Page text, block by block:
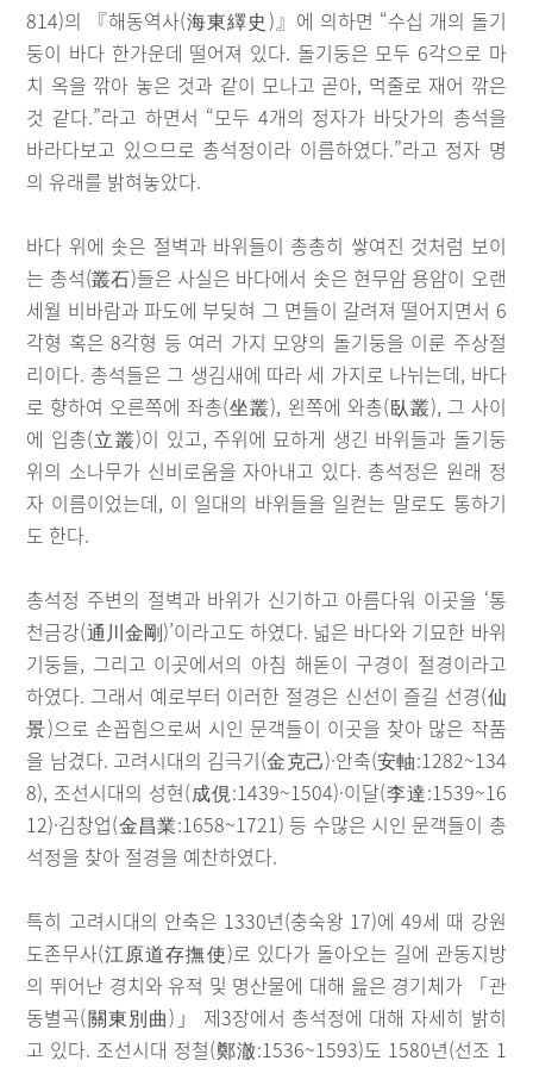
814)의 『해동역사(海東繹史)』에 의하면 “수십 개의 돌기
둥이 바다 한가운데 떨어져 있다. 돌기둥은 모두 6각으로 마
치 옥을 깎아 놓은 것과 같이 모나고 곧아, 먹줄로 재어 깎은
것 같다.”라고 하면서 “모두 4개의 정자가 바닷가의 총석을
바라다보고 있으므로 총석정이라 이름하였다.”라고 정자 명
의 유래를 밝혀놓았다.
바다 위에 솟은 절벽과 바위들이 총총히 쌓여진 것처럼 보이
는 총석(叢石)들은 사실은 바다에서 솟은 현무암 용암이 오랜
세월 비바람과 파도에 부딪혀 그 면들이 갈려져 떨어지면서 6
각형 혹은 8각형 등 여러 가지 모양의 돌기둥을 이룬 주상절
리이다. 총석들은 그 생김새에 따라 세 가지로 나뉘는데, 바다
로 향하여 오른쪽에 좌총(坐叢), 왼쪽에 와총(臥叢), 그 사이
에 입총(立叢)이 있고, 주위에 묘하게 생긴 바위들과 돌기둥
위의 소나무가 신비로움을 자아내고 있다. 총석정은 원래 정
자 이름이었는데, 이 일대의 바위들을 일컫는 말로도 통하기
도 한다.
총석정 주변의 절벽과 바위가 신기하고 아름다워 이곳을 ‘통
천금강(通川金剛)’이라고도 하였다. 넓은 바다와 기묘한 바위
기둥들, 그리고 이곳에서의 아침 해돋이 구경이 절경이라고
하였다. 그래서 예로부터 이러한 절경은 신선이 즐길 선경(仙
景)으로 손꼽힘으로써 시인 문객들이 이곳을 찾아 많은 작품
을 남겼다. 고려시대의 김극기(金克己)·안축(安軸:1282~134
8), 조선시대의 성현(成俔:1439~1504)·이달(李達:1539~16
12)·김창업(金昌業:1658~1721) 등 수많은 시인 문객들이 총
석정을 찾아 절경을 예찬하였다.
특히 고려시대의 안축은 1330년(충숙왕 17)에 49세 때 강원
도존무사(江原道存撫使)로 있다가 돌아오는 길에 관동지방
의 뛰어난 경치와 유적 및 명산물에 대해 읊은 경기체가 「관
동별곡(關東別曲)」 제3장에서 총석정에 대해 자세히 밝히
고 있다. 조선시대 정철(鄭澈:1536~1593)도 1580년(선조 1